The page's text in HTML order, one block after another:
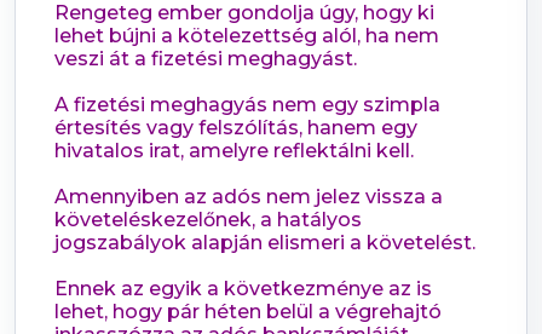
Rengeteg ember gondolja úgy, hogy ki
lehet bújni a kötelezettség alól, ha nem
veszi át a fizetési meghagyást.
A fizetési meghagyás nem egy szimpla
értesítés vagy felszólítás, hanem egy
hivatalos irat, amelyre reflektálni kell.
Amennyiben az adós nem jelez vissza a
követeléskezelőnek, a hatályos
jogszabályok alapján elismeri a követelést.
Ennek az egyik a következménye az is
lehet, hogy pár héten belül a végrehajtó